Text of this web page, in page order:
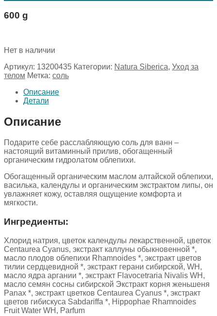
600 g
Нет в наличии
Артикул: 13200435 Категории: Natura Siberica, Уход за
телом Метка: соль
Описание
Детали
Описание
Подарите себе расслабляющую соль для ванн –
настоящий витаминный прилив, обогащенный
органическим гидролатом облепихи.
Обогащенный органическим маслом алтайской облепихи,
василька, календулы и органическим экстрактом липы, он
увлажняет кожу, оставляя ощущение комфорта и
мягкости.
Ингредиенты:
Хлорид натрия, цветок календулы лекарственной, цветок
Centaurea Cyanus, экстракт каллуны обыкновенной *,
масло плодов облепихи Rhamnoides *, экстракт цветов
тилии сердцевидной *, экстракт герани сибирской, WH,
масло ядра аргании *, экстракт Flavocetraria Nivalis WH,
масло семян сосны сибирской Экстракт корня женьшеня
Panax *, экстракт цветков Centaurea Cyanus *, экстракт
цветов гибискуса Sabdariffa *, Hippophae Rhamnoides
Fruit Water WH, Parfum